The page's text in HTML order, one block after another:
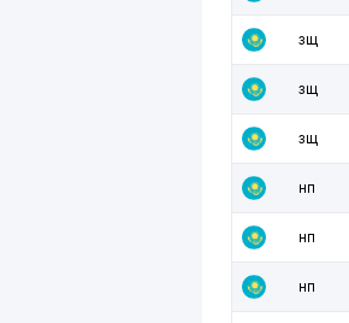
зщ
зщ
зщ
нп
нп
нп